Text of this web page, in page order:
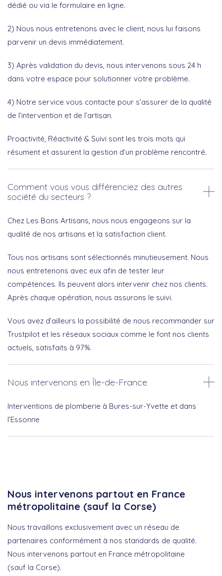
dédié ou via le formulaire en ligne.
2) Nous nous entretenons avec le client, nous lui faisons
parvenir un devis immédiatement.
3) Après validation du devis, nous intervenons sous 24 h
dans votre espace pour solutionner votre problème.
4) Notre service vous contacte pour s’assurer de la qualité
de l’intervention et de l’artisan.
Proactivité, Réactivité & Suivi sont les trois mots qui
résument et assurent la gestion d’un problème rencontré.
Comment vous vous différenciez des autres
société du secteurs ?
Chez Les Bons Artisans, nous nous engageons sur la
qualité de nos artisans et la satisfaction client.
Tous nos artisans sont sélectionnés minutieusement. Nous
nous entretenons avec eux afin de tester leur
compétences. Ils peuvent alors intervenir chez nos clients.
Après chaque opération, nous assurons le suivi.
Vous avez d’ailleurs la possibilité de nous recommander sur
Trustpilot et les réseaux sociaux comme le font nos clients
actuels, satisfaits à 97%.
Nous intervenons en Île-de-France
Interventions de plomberie à Bures-sur-Yvette et dans
l’Essonne
Nous intervenons partout en France
métropolitaine (sauf la Corse)
Nous travaillons exclusivement avec un réseau de
partenaires conformément à nos standards de qualité.
Nous intervenons partout en France métropolitaine
(sauf la Corse).